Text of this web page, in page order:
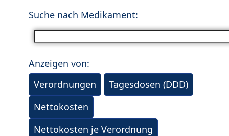
Suche nach Medikament:
Anzeigen von:
Verordnungen
Tagesdosen (DDD)
Nettokosten
Nettokosten je Verordnung